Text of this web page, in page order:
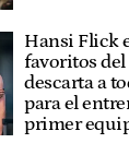
Hansi Flick
favoritos del
descarta a
para el
primer